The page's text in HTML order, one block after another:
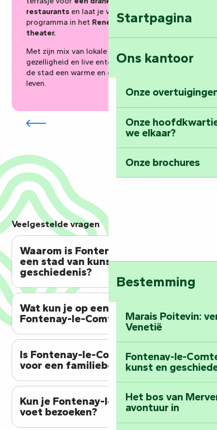
Startpagina
Ons kantoor
Onze
Onze
we elkaar?
Onze brochures
Bestemming
Marais Poitevin:
Venetië
Fontenay-le-
kunst en
Het bos van
avontuur in
restaurants en laat je verrassen door het
programma in het René Cassin – La Gare
theater.
Met zijn mix van lokale producten,
gezelligheid en live entertainment cultiveert
de stad een warme en eenvoudige manier van
leven.
Marché de Fontenay
Veelgestelde vragen
Waarom is Fontenay-le-Comte
een stad van kunst en
geschiedenis?
Wat kun je op een dag doen in
Fontenay-le-Comte?
Is Fontenay-le-Comte geschikt
voor een familiebezoek?
Kun je Fontenay-le-Comte te
voet bezoeken?